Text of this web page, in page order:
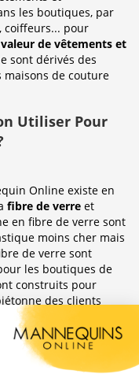
les boutiques, par
coiffeurs... pour
de vêtements et
sont dérivés des
de couture
Utiliser Pour
Online existe en
fibre de verre et
en fibre de verre sont
moins cher mais
de verre sont
les boutiques de
construits pour
des clients
où ils sont placés.
Et